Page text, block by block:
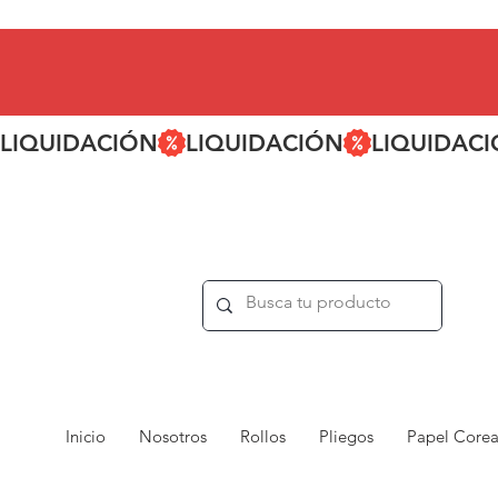
LIQUIDACIÓN
Inicio Nosotros Rollos Pliegos Papel